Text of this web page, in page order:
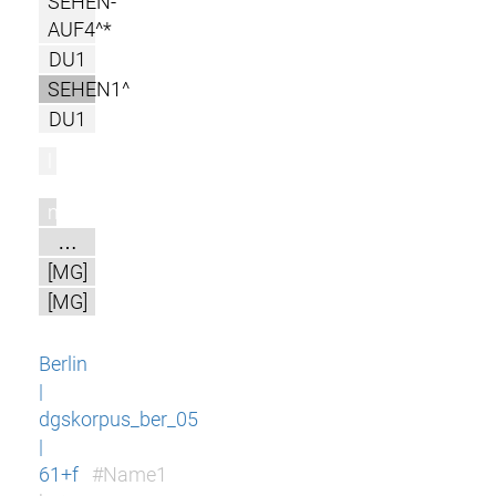
AUF4^*
DU1
SEHEN1^
DU1
m
…
[MG]
[MG]
Berlin
|
dgskorpus_ber_05
|
61+f
#Name1